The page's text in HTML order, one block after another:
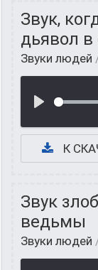
Звук,
дьявол в
Звуки людей
К
Звук
ведьмы
Звуки людей